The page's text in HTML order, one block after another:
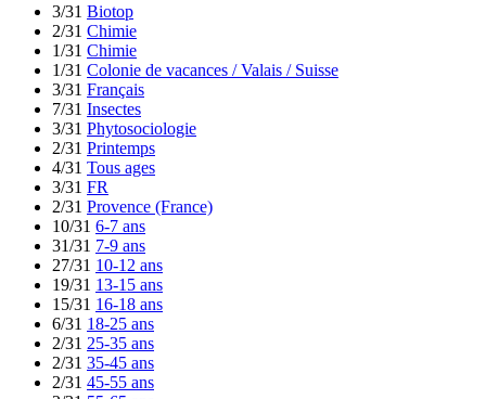
3/31 Biotop
2/31 Chimie
1/31 Chimie
1/31 Colonie de vacances / Valais / Suisse
3/31 Français
7/31 Insectes
3/31 Phytosociologie
2/31 Printemps
4/31 Tous ages
3/31 FR
2/31 Provence (France)
10/31 6-7 ans
31/31 7-9 ans
27/31 10-12 ans
19/31 13-15 ans
15/31 16-18 ans
6/31 18-25 ans
2/31 25-35 ans
2/31 35-45 ans
2/31 45-55 ans